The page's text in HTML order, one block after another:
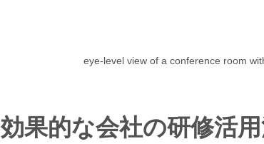
eye-level view of a conference room
効果的な会社の研修活